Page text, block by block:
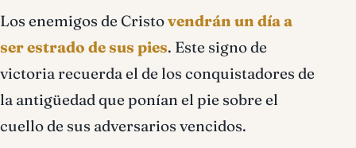
Los enemigos de Cristovendrán un dí­a a
ser estrado de sus pies. Este signo de
victoria recuerda el de los conquistadores de
la antigüedad que poní­an el pie sobre el
cuello de sus adversarios vencidos.